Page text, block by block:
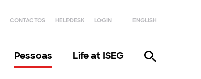
CONTACTOS HELPDESK LOGIN ENGLISH
Pessoas Life at ISEG